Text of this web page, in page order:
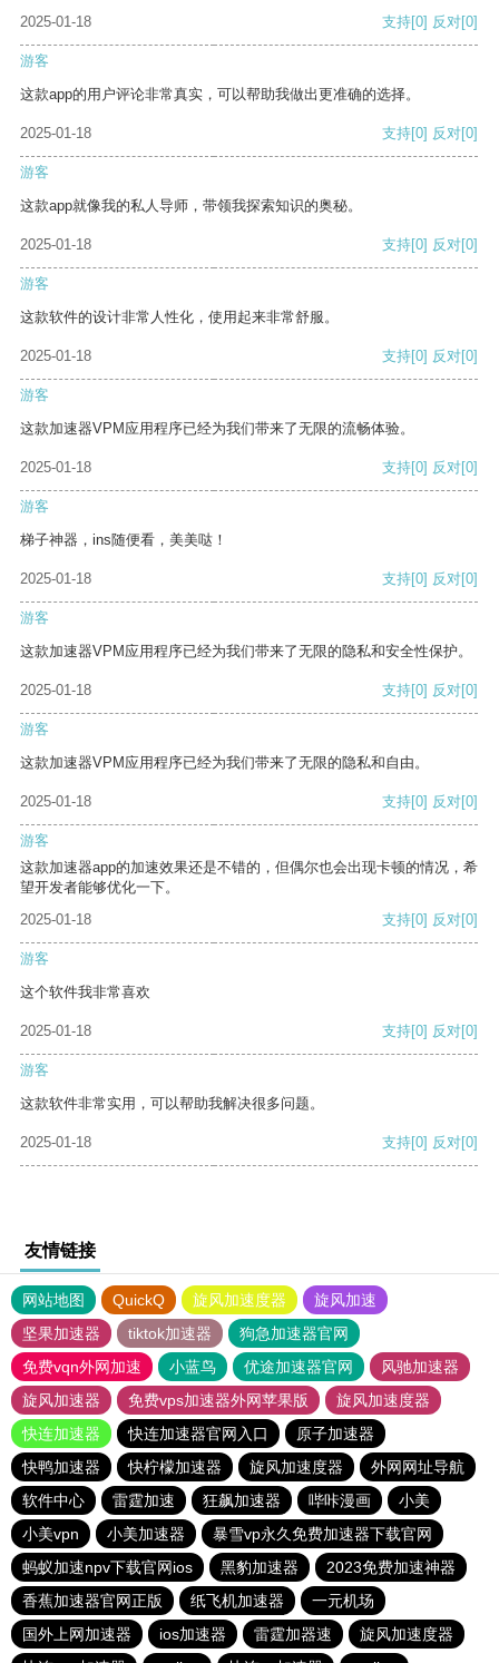
2025-01-18 支持[0] 反对[0]
游客
这款app的用户评论非常真实，可以帮助我做出更准确的选择。
2025-01-18 支持[0] 反对[0]
游客
这款app就像我的私人导师，带领我探索知识的奥秘。
2025-01-18 支持[0] 反对[0]
游客
这款软件的设计非常人性化，使用起来非常舒服。
2025-01-18 支持[0] 反对[0]
游客
这款加速器VPM应用程序已经为我们带来了无限的流畅体验。
2025-01-18 支持[0] 反对[0]
游客
梯子神器，ins随便看，美美哒！
2025-01-18 支持[0] 反对[0]
游客
这款加速器VPM应用程序已经为我们带来了无限的隐私和安全性保护。
2025-01-18 支持[0] 反对[0]
游客
这款加速器VPM应用程序已经为我们带来了无限的隐私和自由。
2025-01-18 支持[0] 反对[0]
游客
这款加速器app的加速效果还是不错的，但偶尔也会出现卡顿的情况，希
望开发者能够优化一下。
2025-01-18
支持[0] 反对[0]
游客
这个软件我非常喜欢
2025-01-18 支持[0] 反对[0]
游客
这款软件非常实用，可以帮助我解决很多问题。
2025-01-18 支持[0] 反对[0]
友情链接
网站地图 QuickQ 旋风加速度器
旋风加速
坚果加速器
tiktok加速器
狗急加速器官网
免费vqn外网加速
小蓝鸟 优途加速器官网
风驰加速器
旋风加速器
免费vps加速器外网苹果版
旋风加速度器
快连加速器
快连加速器官网入口
原子加速器
快鸭加速器
快柠檬加速器 旋风加速度器
外网网址导航
软件中心
雷霆加速 狂飙加速器 哔咔漫画
小美
小美vpn
小美加速器
暴雪vp永久免费加速器下载官网
蚂蚁加速npv下载官网ios
黑豹加速器
2023免费加速神器
香蕉加速器官网正版
纸飞机加速器
一元机场
国外上网加速器
ios加速器 雷霆加器速
旋风加速度器